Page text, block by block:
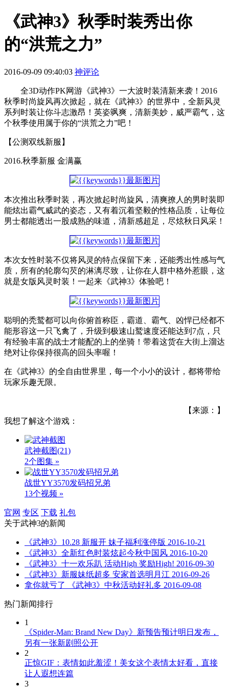
《武神3》秋季时装秀出你
的“洪荒之力”
2016-09-09 09:40:03 神评论
全3D动作PK网游《武神3》一大波时装清新来袭！2016
秋季时尚旋风再次掀起，就在《武神3》的世界中，全新风灵
系列时装让你斗志激昂！英姿飒爽，清新美妙，威严霸气，这
个秋季使用属于你的“洪荒之力”吧！
【公测双线新服】
2016.秋季新服 金满赢
本次推出秋季时装，再次掀起时尚旋风，清爽撩人的男时装即
能炫出霸气威武的姿态，又有着沉着坚毅的性格品质，让每位
男士都能透出一股成熟的味道，清新感超足，尽炫秋日风采！
本次女性时装不仅将风灵的特点保留下来，还能秀出性感与气
质，所有的轮廓勾芡的淋漓尽致，让你在人群中格外惹眼，这
就是女版风灵时装！一起来《武神3》体验吧！
聪明的秃鹫都可以向你俯首称臣，霸道、霸气、凶悍已经都不
能形容这一只飞禽了，升级到极速山鹫速度还能达到7点，只
有经验丰富的战士才能配的上的坐骑！带着这货在大街上溜达
绝对让你保持很高的回头率喔！
在《武神3》的全自由世界里，每一个小小的设计，都将带给
玩家乐趣无限。
【来源：】
我想了解这个游戏：
武神截图(21)
2个图集 »
战世YY3570发码招兄弟
13个视频 »
官网 专区 下载 礼包
关于武神3的新闻
《武神3》10.28 新服开 妹子福利涨停版 2016-10-21
《武神3》全新红色时装炫起今秋中国风 2016-10-20
《武神3》十一欢乐趴 活动High 奖励High! 2016-09-30
《武神3》新服妹纸超多 安家首选明月江 2016-09-26
拿你就亏了 《武神3》中秋活动好礼多 2016-09-08
热门新闻排行
1
《Spider-Man: Brand New Day》新预告预计明日发布，
另有一张新剧照公开
2
正惊GIF：表情如此羞涩！美女这个表情太好看，直接
让人遐想连篇
3